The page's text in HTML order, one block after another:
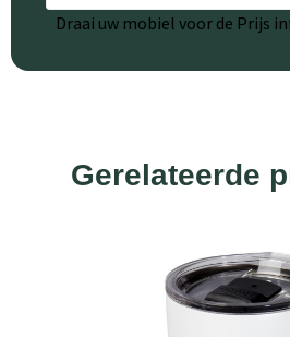
Draai uw mobiel voor de Prijs
Gerelateerde